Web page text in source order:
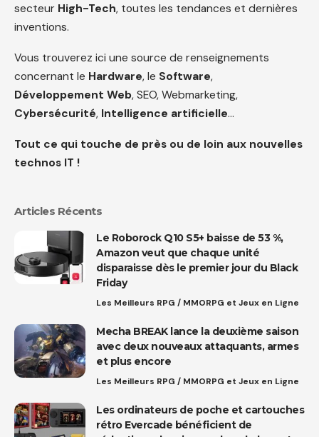
secteur High-Tech, toutes les tendances et dernières
inventions.
Vous trouverez ici une source de renseignements
concernant le Hardware, le Software,
Développement Web, SEO, Webmarketing,
Cybersécurité, Intelligence artificielle…
Tout ce qui touche de près ou de loin aux nouvelles
technos IT !
Articles Récents
Le Roborock Q10 S5+ baisse de 53 %,
Amazon veut que chaque unité
disparaisse dès le premier jour du Black
Friday
Les Meilleurs RPG / MMORPG et Jeux en Ligne
Mecha BREAK lance la deuxième saison
avec deux nouveaux attaquants, armes
et plus encore
Les Meilleurs RPG / MMORPG et Jeux en Ligne
Les ordinateurs de poche et cartouches
rétro Evercade bénéficient de